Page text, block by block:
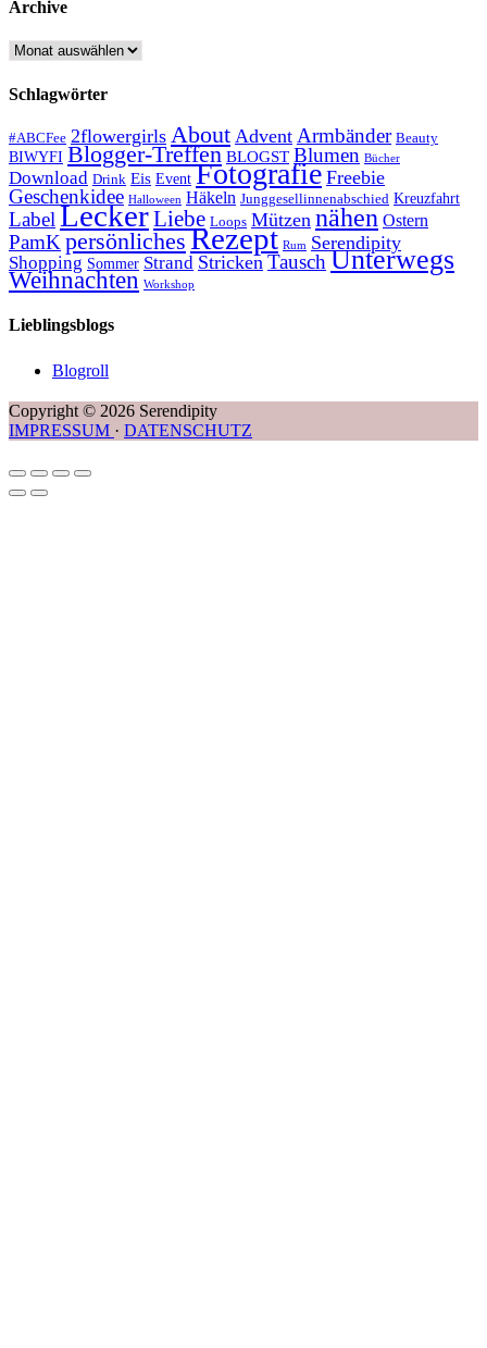
Archive
Archive
Schlagwörter
#ABCFee 2flowergirls About Advent Armbänder Beauty
BIWYFI Blogger-Treffen BLOGST Blumen Bücher
Download Drink Eis Event Fotografie Freebie
Geschenkidee Halloween Häkeln Junggesellinnenabschied Kreuzfahrt
Label LeckerLiebe Loops Mützen nähen Ostern
PamK persönliches Rezept Rum Serendipity
Shopping Sommer Strand Stricken Tausch Unterwegs
Weihnachten Workshop
Lieblingsblogs
Blogroll
Copyright © 2026 Serendipity
IMPRESSUM · DATENSCHUTZ